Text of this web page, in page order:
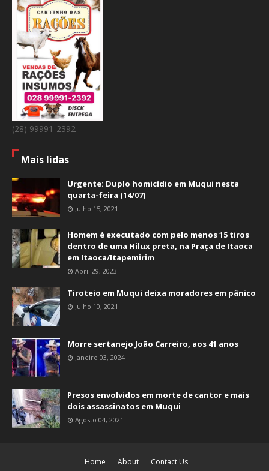
(28) 99991-2392
Mais lidas
Urgente: Duplo homicídio em Muqui nesta
quarta-feira (14/07)
Julho 15, 2021
Homem é executado com pelo menos 15 tiros
dentro de uma Hilux preta, na Praça de Itaoca
em Itaoca/Itapemirim
Abril 29, 2023
Tiroteio em Muqui deixa moradores em pânico
Julho 10, 2021
Morre sertanejo João Carreiro, aos 41 anos
Janeiro 03, 2024
Presos envolvidos em morte de cantor e mais
dois assassinatos em Muqui
Agosto 04, 2021
Home About Contact Us